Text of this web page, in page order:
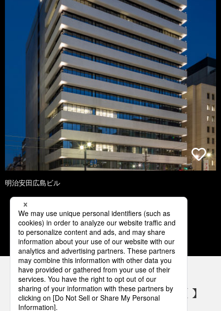
明治安田広島ビル
1 2 3 4 5
パナソニックの電気設備 SNSアカウント